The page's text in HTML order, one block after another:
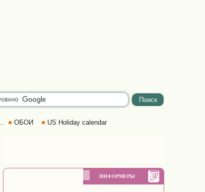
ОБОИ US Holiday calendar
ИНФОРМЕРЫ